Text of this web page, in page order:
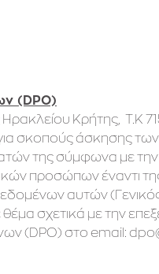
(DPO)
Ηρακλείου Κρήτης, Τ.Κ
σκοπούς άσκησης
της σύμφωνα με την
προσώπων έναντι
αυτών
σχετικά με την
(DPO) στο email: